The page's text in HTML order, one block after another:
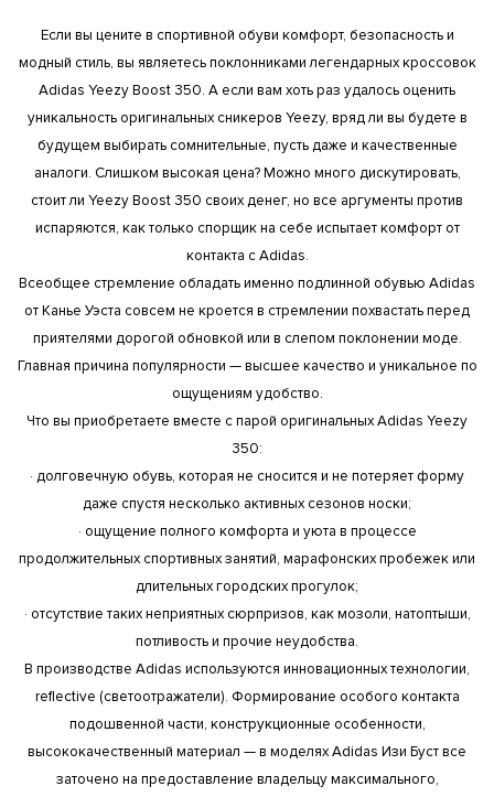
Если вы цените в спортивной обуви комфорт, безопасность и
модный стиль, вы являетесь поклонниками легендарных кроссовок
Adidas Yeezy Boost 350. А если вам хоть раз удалось оценить
уникальность оригинальных сникеров Yeezy, вряд ли вы будете в
будущем выбирать сомнительные, пусть даже и качественные
аналоги. Слишком высокая цена? Можно много дискутировать,
стоит ли Yeezy Boost 350 своих денег, но все аргументы против
испаряются, как только спорщик на себе испытает комфорт от
контакта с Adidas.
Всеобщее стремление обладать именно подлинной обувью Adidas
от Канье Уэста совсем не кроется в стремлении похвастать перед
приятелями дорогой обновкой или в слепом поклонении моде.
Главная причина популярности — высшее качество и уникальное по
ощущениям удобство.
Что вы приобретаете вместе с парой оригинальных Adidas Yeezy
350:
· долговечную обувь, которая не сносится и не потеряет форму
даже спустя несколько активных сезонов носки;
· ощущение полного комфорта и уюта в процессе
продолжительных спортивных занятий, марафонских пробежек или
длительных городских прогулок;
· отсутствие таких неприятных сюрпризов, как мозоли, натоптыши,
потливость и прочие неудобства.
В производстве Adidas используются инновационных технологии,
reflective (светоотражатели). Формирование особого контакта
подошвенной части, конструкционные особенности,
высококачественный материал — в моделях Adidas Изи Буст все
заточено на предоставление владельцу максимального,